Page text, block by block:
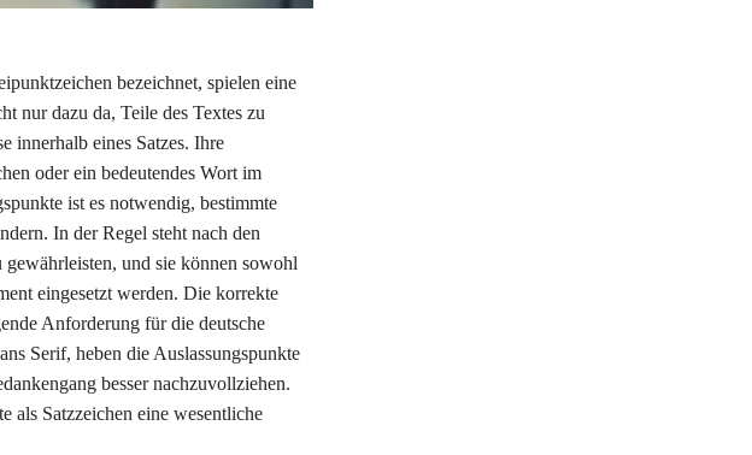
bezeichnet, spielen eine
nur dazu da, Teile des Textes zu
innerhalb eines Satzes. Ihre
oder ein bedeutendes Wort im
ist es notwendig, bestimmte
In der Regel steht nach den
und sie können sowohl
eingesetzt werden. Die korrekte
Anforderung für die deutsche
Serif, heben die Auslassungspunkte
besser nachzuvollziehen.
als Satzzeichen eine wesentliche